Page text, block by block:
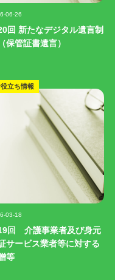
06-26
回 新たなデジタル遺言制
保管証書遺言）
役立ち情報
03-18
回 介護事業者及び身元
サービス業者等に対する
等